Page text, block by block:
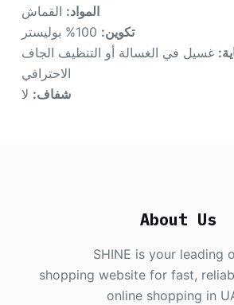
المواد: القماش
تكوين:
غسيل في الغسالة أو التنظيف الجاف
الاحترافي
شفاف: لا
About Us
SHINE is your leading
shopping website for fast,
online shopping in